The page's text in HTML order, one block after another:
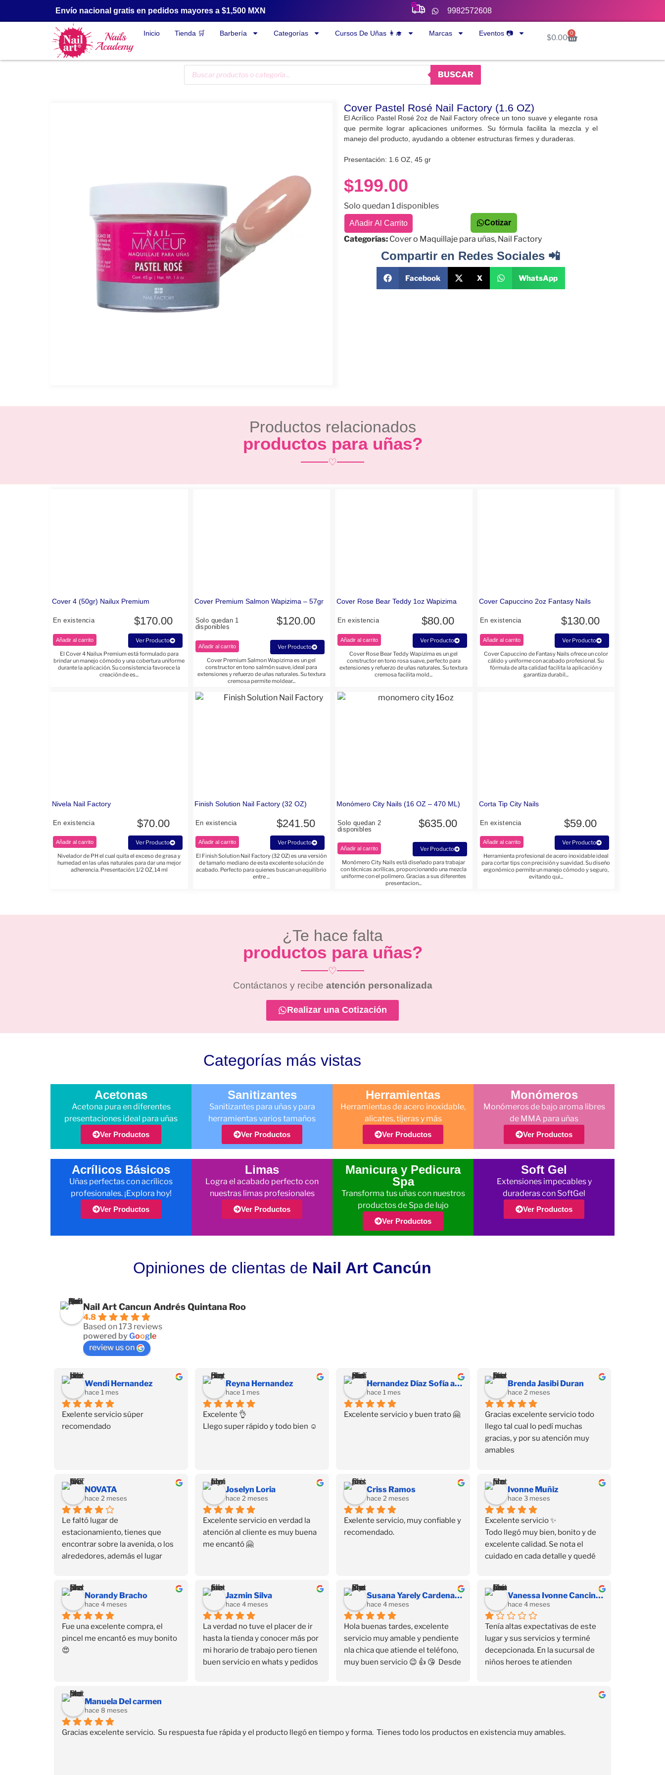
Envío nacional gratis en pedidos mayores a $1,500 MXN 9982572608
Inicio Tienda 🛒 Barbería Categorías Cursos De Uñas 👩‍🎓 Marcas Eventos 📷 $0.00
0
BUSCAR
Cover Pastel Rosé Nail Factory (1.6 OZ)
El Acrílico Pastel Rosé 2oz de Nail Factory ofrece un tono suave y elegante rosa
que permite lograr aplicaciones uniformes. Su fórmula facilita la mezcla y el
manejo del producto, ayudando a obtener estructuras firmes y duraderas.
Presentación: 1.6 OZ, 45 gr
$199.00
Solo quedan 1 disponibles
Añadir Al Carrito Cotizar
Categorías: Cover o Maquillaje para uñas, Nail Factory
Compartir en Redes Sociales 📲
Facebook X WhatsApp
Productos relacionados
productos para uñas?
♡
Cover 4 (50gr) Nailux Premium
En existencia $170.00
Añadir al carrito
Ver Producto
El Cover 4 Nailux Premium está formulado para
brindar un manejo cómodo y una cobertura uniforme
durante la aplicación. Su consistencia favorece la
creación de es...
Cover Premium Salmon Wapizima – 57gr
Solo quedan 1
disponibles
$120.00
Añadir al carrito
Ver Producto
Cover Premium Salmon Wapizima es un gel
constructor en tono salmón suave, ideal para
extensiones y refuerzo de uñas naturales. Su textura
cremosa permite moldear...
Cover Rose Bear Teddy 1oz Wapizima
En existencia $80.00
Añadir al carrito
Ver Producto
Cover Rose Bear Teddy Wapizima es un gel
constructor en tono rosa suave, perfecto para
extensiones y refuerzo de uñas naturales. Su textura
cremosa facilita mold...
Cover Capuccino 2oz Fantasy Nails
En existencia $130.00
Añadir al carrito
Ver Producto
Cover Capuccino de Fantasy Nails ofrece un color
cálido y uniforme con acabado profesional. Su
fórmula de alta calidad facilita la aplicación y
garantiza durabil...
Nivela Nail Factory
En existencia $70.00
Añadir al carrito
Ver Producto
Nivelador de PH el cual quita el exceso de grasa y
humedad en las uñas naturales para dar una mejor
adherencia. Presentación: 1/2 OZ, 14 ml
Finish Solution Nail Factory (32 OZ)
En existencia $241.50
Añadir al carrito
Ver Producto
El Finish Solution Nail Factory (32 OZ) es una versión
de tamaño mediano de esta excelente solución de
acabado. Perfecto para quienes buscan un equilibrio
entre ...
Monómero City Nails (16 OZ – 470 ML)
Solo quedan 2
disponibles
$635.00
Añadir al carrito
Ver Producto
Monómero City Nails está diseñado para trabajar
con técnicas acrílicas, proporcionando una mezcla
uniforme con el polímero. Gracias a sus diferentes
presentacion...
Corta Tip City Nails
En existencia $59.00
Añadir al carrito
Ver Producto
Herramienta profesional de acero inoxidable ideal
para cortar tips con precisión y suavidad. Su diseño
ergonómico permite un manejo cómodo y seguro,
evitando qui...
¿Te hace falta
productos para uñas?
♡
Contáctanos y recibe atención personalizada
Realizar una Cotización
Categorías más vistas
Acetonas
Acetona pura en diferentes
presentaciones ideal para uñas
Ver Productos
Sanitizantes
Sanitizantes para uñas y para
herramientas varios tamaños
Ver Productos
Herramientas
Herramientas de acero inoxidable,
alicates, tijeras y más
Ver Productos
Monómeros
Monómeros de bajo aroma libres
de MMA para uñas
Ver Productos
Acrílicos Básicos
Uñas perfectas con acrílicos
profesionales. ¡Explora hoy!
Ver Productos
Limas
Logra el acabado perfecto con
nuestras limas profesionales
Ver Productos
Manicura y Pedicura
Spa
Transforma tus uñas con nuestros
productos de Spa de lujo
Ver Productos
Soft Gel
Extensiones impecables y
duraderas con SoftGel
Ver Productos
Opiniones de clientas de Nail Art Cancún
Nail Art Cancun Andrés Quintana Roo
4.8
Based on 173 reviews
powered byGoogle
review us on
Wendi Hernandez
hace 1 mes
Exelente servicio súper
recomendado
Reyna Hernandez
hace 1 mes
Excelente 👌
Llego super rápido y todo bien ☺️
Hernandez Díaz Sofía alessandra
hace 1 mes
Excelente servicio y buen trato 🤗
Brenda Jasibi Duran
hace 2 meses
Gracias excelente servicio todo
llego tal cual lo pedí muchas
gracias, y por su atención muy
amables
NOVATA
hace 2 meses
Le faltó lugar de
estacionamiento, tienes que
encontrar sobre la avenida, o los
alrededores, además el lugar
lado, tienen de todo en productos
para uñas y sus cursos también
son buenos.
Joselyn Loria
hace 2 meses
Excelente servicio en verdad la
atención al cliente es muy buena
me encantó 🤗
Criss Ramos
hace 2 meses
Exelente servicio, muy confiable y
recomendado.
Ivonne Muñiz
hace 3 meses
Excelente servicio ✨
Todo llegó muy bien, bonito y de
excelente calidad. Se nota el
cuidado en cada detalle y quedé
Norandy Bracho
hace 4 meses
Fue una excelente compra, el
pincel me encantó es muy bonito
😍
Jazmin Silva
hace 4 meses
La verdad no tuve el placer de ir
hasta la tienda y conocer más por
mi horario de trabajo pero tienen
buen servicio en whats y pedidos
Susana Yarely Cardenas Sanchez
hace 4 meses
Hola buenas tardes, excelente
servicio muy amable y pendiente
nla chica que atiende el teléfono,
muy buen servicio 😉 👍 😘  Desde
Vanessa Ivonne Cancino Juárez
hace 4 meses
Tenía altas expectativas de este
lugar y sus servicios y terminé
decepcionada. En la sucursal de
niños heroes te atienden
asistir un día y me ofrecieron
Manuela Del carmen
hace 8 meses
Gracias excelente servicio.  Su respuesta fue rápida y el producto llegó en tiempo y forma.  Tienes todo los productos en existencia muy amables.